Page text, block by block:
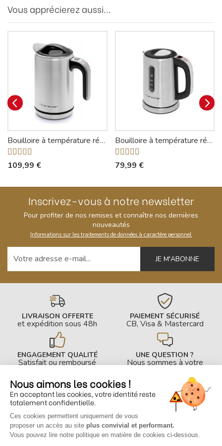
Vous apprécierez aussi...
Bouilloire à température réglable Elva BBT380 - Riviera-et-Bar
109,99 €
Bouilloire à température réglable Ella BBT710 - Riviera-et-Bar
79,99 €
Inscrivez-vous à notre newsletter
Pour profiter de nos remises et connaître nos dernières
nouveautés
Informations sur les traitements de données à caractère personnel
LIVRAISON OFFERTE
et expédition sous 48h
PAIEMENT SÉCURISÉ
CB, Visa & Mastercard
ENGAGEMENT QUALITÉ
Satisfait ou remboursé
UNE QUESTION ?
Nous sommes à votre
INFOS PRATIQUES
CONTACTEZ-NOUS
Nous aimons les cookies !
En acceptant les cookies, votre identité reste
totalement confidentielle.
Ces cookies permettent uniquement de vous
proposer un accès au site plus convivial et performant.
Vous pouvez lire notre politique en matière de cookies ci-dessous.